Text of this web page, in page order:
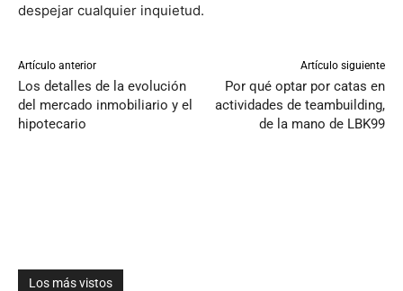
despejar cualquier inquietud.
Artículo anterior
Los detalles de la evolución
del mercado inmobiliario y el
hipotecario
Artículo siguiente
Por qué optar por catas en
actividades de teambuilding,
de la mano de LBK99
Los más vistos